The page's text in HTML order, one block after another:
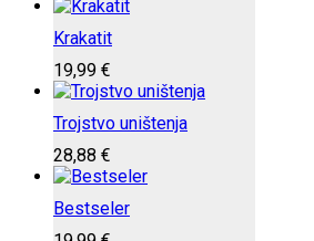
Krakatit
19,99 €
Trojstvo uništenja
28,88 €
Bestseler